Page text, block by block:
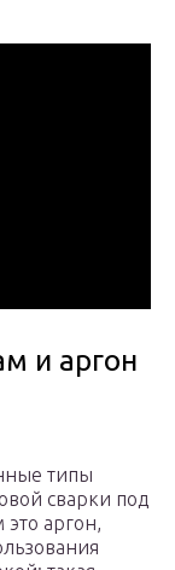
и аргон
типы
сварки под
аргон,